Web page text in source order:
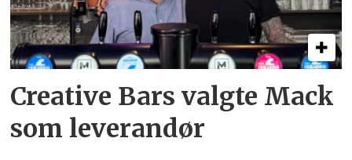
Creative Bars valgte Mack
som leverandør